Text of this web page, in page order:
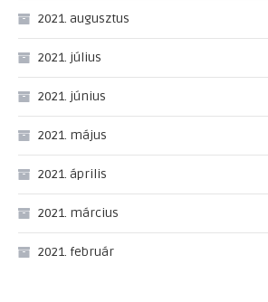
2021. augusztus
2021. július
2021. június
2021. május
2021. április
2021. március
2021. február